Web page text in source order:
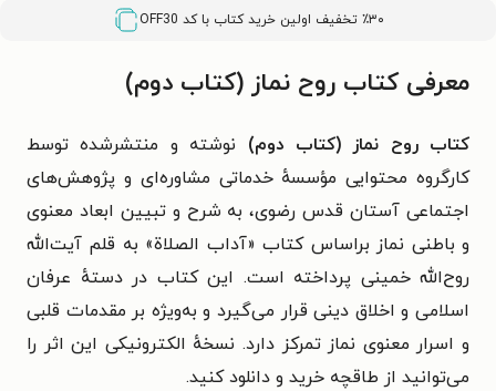
٪۳۰ تخفیف اولین خرید کتاب با کد OFF30
معرفی کتاب روح نماز (کتاب دوم)
کتاب روح نماز (کتاب دوم) نوشته و منتشرشده توسط
کارگروه محتوایی مؤسسهٔ خدماتی مشاوره‌ای و پژوهش‌های
اجتماعی آستان قدس رضوی، به شرح و تبیین ابعاد معنوی
و باطنی نماز براساس کتاب «آداب الصلاة» به قلم آیت‌الله
روح‌الله خمینی پرداخته است. این کتاب در دستهٔ عرفان
اسلامی و اخلاق دینی قرار می‌گیرد و به‌ویژه بر مقدمات قلبی
و اسرار معنوی نماز تمرکز دارد. نسخهٔ الکترونیکی این اثر را
می‌توانید از طاقچه خرید و دانلود کنید.